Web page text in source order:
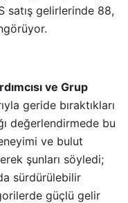
satış gelirlerinde 88,
ve Grup
geride bıraktıkları
değerlendirmede bu
ve bulut
şunları söyledi;
sürdürülebilir
güçlü gelir